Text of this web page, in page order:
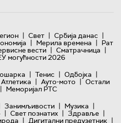
| Свет | Србија данас |
| Мерила времена | Рат
вести | Сматрачница |
могућности 2026
| Тенис | Одбојка |
Атлетика | Ауто-мото | Остали
| Меморијал РТС
Занимљивости | Музика |
| Свет познатих | Здравље |
| Дигитални предузетник |